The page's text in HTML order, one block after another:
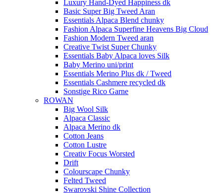
Luxury Hand-Dyed Happiness dk
Basic Super Big Tweed Aran
Essentials Alpaca Blend chunky
Fashion Alpaca Superfine Heavens Big Cloud
Fashion Modern Tweed aran
Creative Twist Super Chunky
Essentials Baby Alpaca loves Silk
Baby Merino uni/print
Essentials Merino Plus dk / Tweed
Essentials Cashmere recycled dk
Sonstige Rico Garne
ROWAN
Big Wool Silk
Alpaca Classic
Alpaca Merino dk
Cotton Jeans
Cotton Lustre
Creativ Focus Worsted
Drift
Colourscape Chunky
Felted Tweed
Swarovski Shine Collection